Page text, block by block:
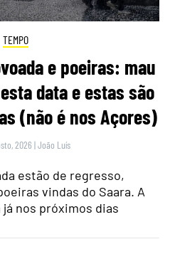
TEMPO
e poeiras: mau
data e estas são
(não é nos Açores)
2026 |João Luís
estão de regresso,
vindas do Saara. A
já nos próximos dias